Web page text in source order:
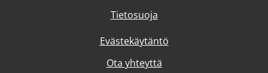
Tietosuoja
Evästekäytäntö
Ota yhteyttä